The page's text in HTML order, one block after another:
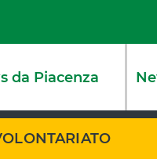
da Piacenza